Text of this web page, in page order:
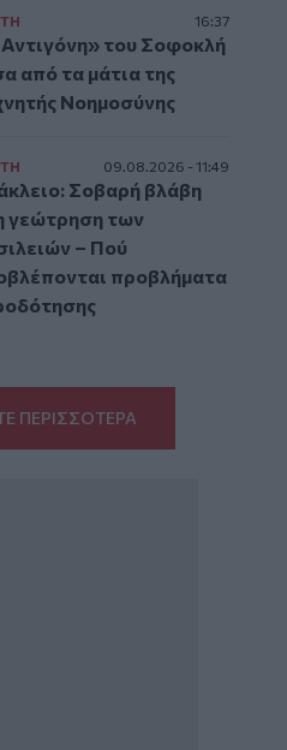
16:37
του Σοφοκλή
από τα μάτια της
Νοημοσύνης
09.08.2026 - 11:49
Σοβαρή βλάβη
γεώτρηση των
– Πού
προβλήματα
ΠΕΡΙΣΣΟΤΕΡΑ